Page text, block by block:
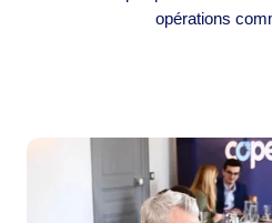
opérations